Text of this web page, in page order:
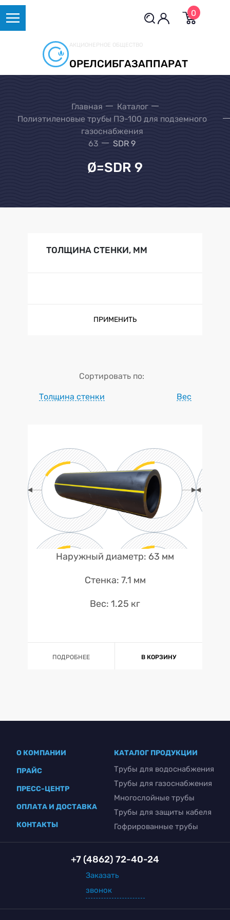
0
АКЦИОНЕРНОЕ ОБЩЕСТВО
ОРЕЛСИБГАЗАППАРАТ
Главная
Каталог
Полиэтиленовые трубы ПЭ-100 для подземного
газоснабжения
63
SDR 9
Ø=SDR 9
ТОЛЩИНА СТЕНКИ, ММ
ПРИМЕНИТЬ
Сортировать по:
Толщина стенки Вес
Наружный диаметр: 63 мм
Стенка: 7.1 мм
Вес: 1.25 кг
ПОДРОБНЕЕ В КОРЗИНУ
О КОМПАНИИ
ПРАЙС
ПРЕСС-ЦЕНТР
ОПЛАТА И ДОСТАВКА
КОНТАКТЫ
КАТАЛОГ ПРОДУКЦИИ
Трубы для водоснабжения
Трубы для газоснабжения
Многослойные трубы
Трубы для защиты кабеля
Гофрированные трубы
+7 (4862) 72-40-24
Заказать
звонок